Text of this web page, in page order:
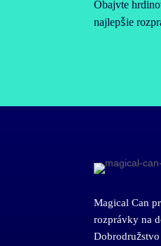
Obajvte
najlepšie
Magical Can
rozprávky na